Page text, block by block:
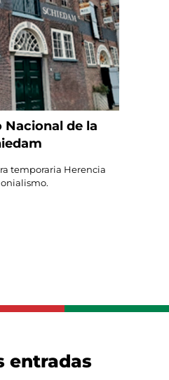
Nacional de la
temporaria Herencia
entradas